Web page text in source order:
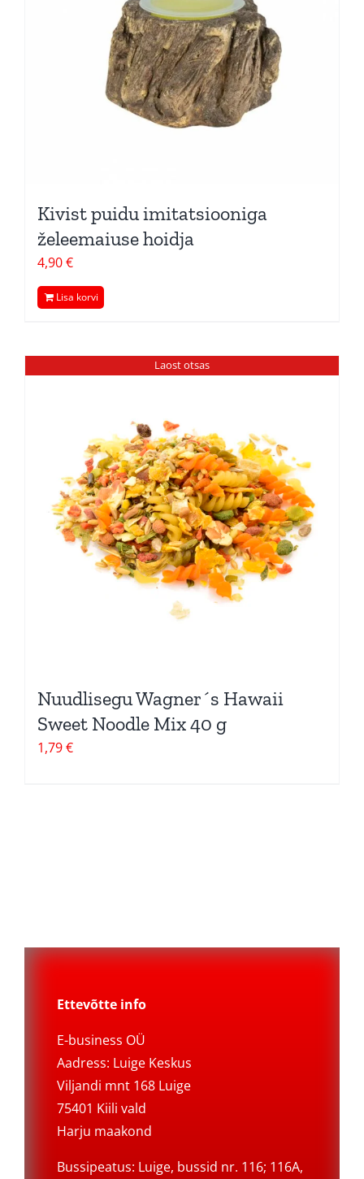
Kivist puidu imitatsiooniga
želeemaiuse hoidja
4,90€
Lisa korvi
Laost otsas
Nuudlisegu Wagner´s Hawaii
Sweet Noodle Mix 40 g
1,79€
Ettevõtte info
E-business OÜ
Aadress: Luige Keskus
Viljandi mnt 168 Luige
75401 Kiili vald
Harju maakond
Bussipeatus: Luige, bussid nr. 116; 116A,